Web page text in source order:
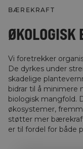
BÆREKRAFT
ØKOLOGISK
Vi foretrekker
De dyrkes under
skadelige
bidrar til å minimere
biologisk mangfold.
økosystemer,
støtter mer
er til fordel for både